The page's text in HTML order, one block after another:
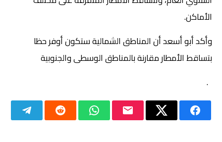
الأماكن.
وأكد أبو أسعد أن المناطق الشمالية ستكون أوفر حظا
بتساقط الأمطار مقارنة بالمناطق الوسطى والجنوبية
.